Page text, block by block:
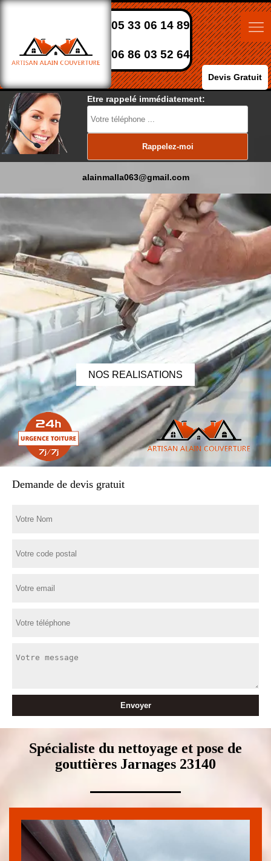
05 33 06 14 89
06 86 03 52 64
Devis Gratuit
Etre rappelé immédiatement:
alainmalla063@gmail.com
NOS REALISATIONS
Demande de devis gratuit
Spécialiste du nettoyage et pose de
gouttières Jarnages 23140